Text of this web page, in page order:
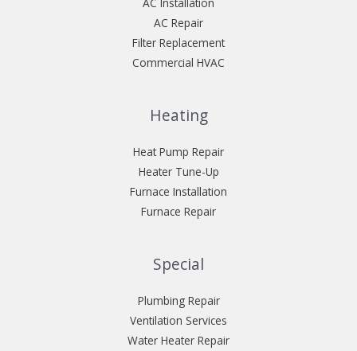
AC Repair
Filter Replacement
Commercial HVAC
Heating
Heat Pump Repair
Heater Tune-Up
Furnace Installation
Furnace Repair
Special
Plumbing Repair
Ventilation Services
Water Heater Repair